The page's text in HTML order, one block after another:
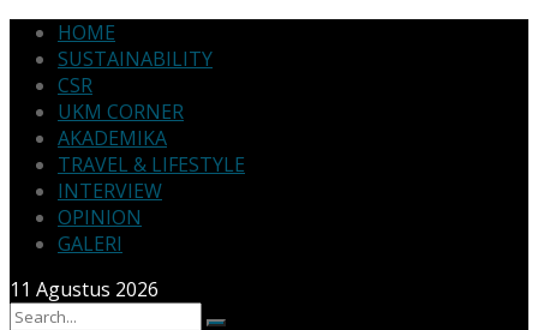
HOME
SUSTAINABILITY
CSR
UKM CORNER
AKADEMIKA
TRAVEL & LIFESTYLE
INTERVIEW
OPINION
GALERI
11 Agustus 2026